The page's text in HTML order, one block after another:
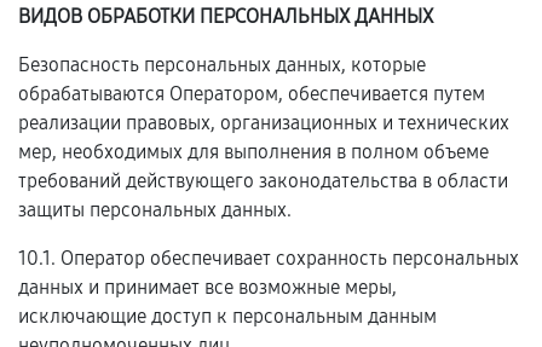
ВИДОВ ОБРАБОТКИ ПЕРСОНАЛЬНЫХ ДАННЫХ
Безопасность персональных данных, которые
обрабатываются Оператором, обеспечивается путем
реализации правовых, организационных и технических
мер, необходимых для выполнения в полном объеме
требований действующего законодательства в области
защиты персональных данных.
10.1. Оператор обеспечивает сохранность персональных
данных и принимает все возможные меры,
исключающие доступ к персональным данным